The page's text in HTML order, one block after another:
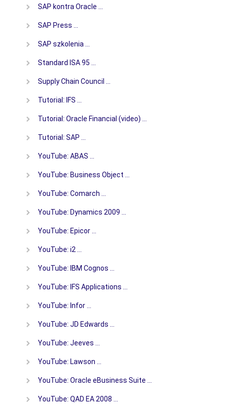
SAP kontra Oracle …
SAP Press …
SAP szkolenia …
Standard ISA 95 …
Supply Chain Council …
Tutorial: IFS …
Tutorial: Oracle Financial (video) …
Tutorial: SAP …
YouTube: ABAS …
YouTube: Business Object …
YouTube: Comarch …
YouTube: Dynamics 2009 …
YouTube: Epicor …
YouTube: i2 …
YouTube: IBM Cognos …
YouTube: IFS Applications …
YouTube: Infor …
YouTube: JD Edwards …
YouTube: Jeeves …
YouTube: Lawson …
YouTube: Oracle eBusiness Suite …
YouTube: QAD EA 2008 …